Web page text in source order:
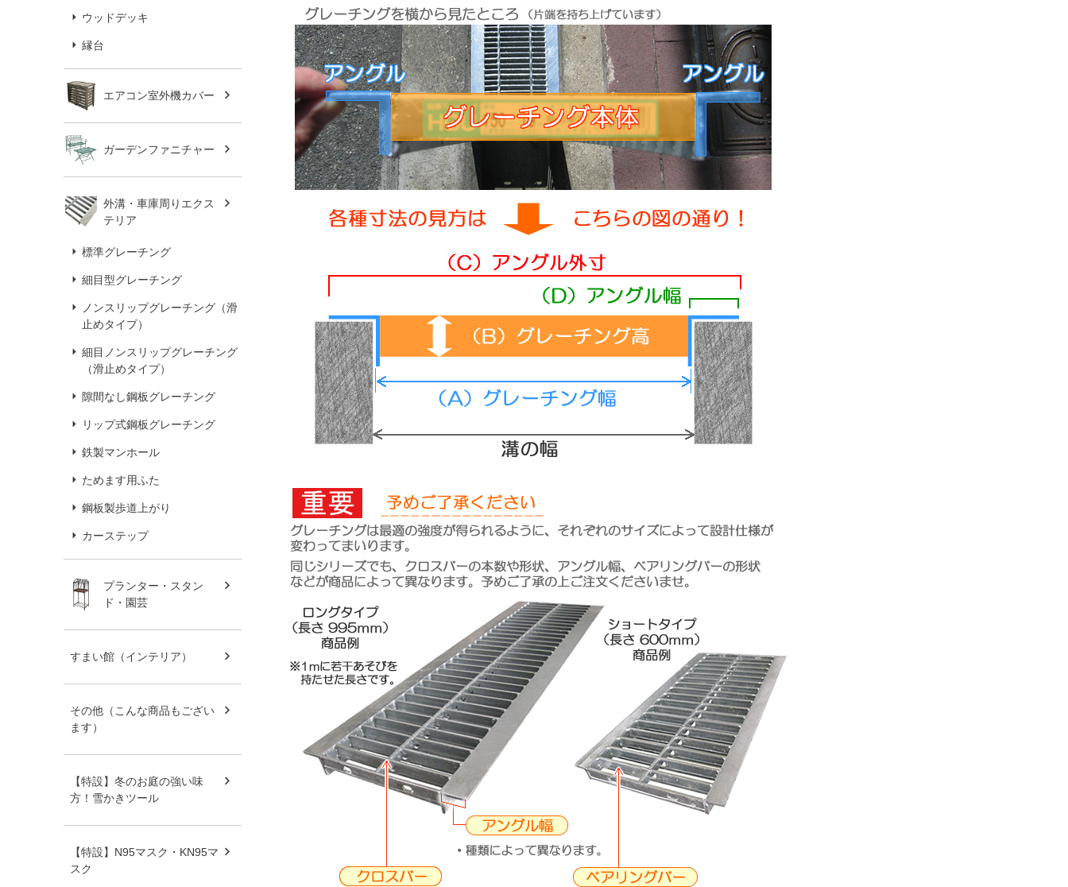
ウッドデッキ
縁台
エアコン室外機カバー
ガーデンファニチャー
外溝・車庫周りエクス
テリア
標準グレーチング
細目型グレーチング
ノンスリップグレーチング（滑
止めタイプ）
細目ノンスリップグレーチング
（滑止めタイプ）
隙間なし鋼板グレーチング
リップ式鋼板グレーチング
鉄製マンホール
ためます用ふた
鋼板製歩道上がり
カーステップ
プランター・スタン
ド・園芸
すまい館（インテリア）
その他（こんな商品もござい
ます）
【特設】冬のお庭の強い味
方！雪かきツール
【特設】N95マスク・KN95マ
スク